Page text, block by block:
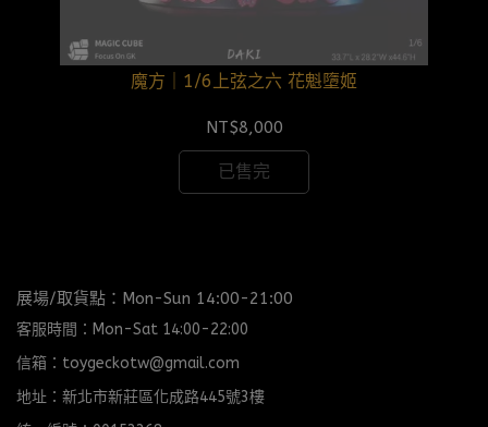
魔方｜1/6上弦之六 花魁墮姬
NT$8,000
已售完
展場/取貨點：Mon-Sun 14:00-21:00
客服時間：Mon-Sat 14:00-22:00
信箱：toygeckotw@gmail.com
地址：新北市新莊區化成路445號3樓